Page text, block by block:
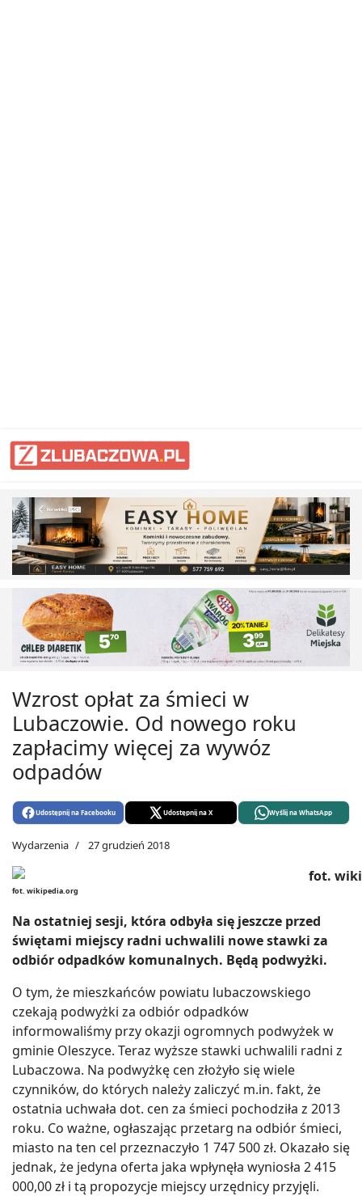
Wzrost opłat za śmieci w
Lubaczowie. Od nowego roku
zapłacimy więcej za wywóz
odpadów
Udostępnij na Facebooku Udostępnij na X Wyślij na WhatsApp
Wydarzenia 27 grudzień 2018
fot. wikipedia.org
Na ostatniej sesji, która odbyła się jeszcze przed
świętami miejscy radni uchwalili nowe stawki za
odbiór odpadków komunalnych. Będą podwyżki.
O tym, że mieszkańców powiatu lubaczowskiego
czekają podwyżki za odbiór odpadków
informowaliśmy przy okazji ogromnych podwyżek w
gminie Oleszyce. Teraz wyższe stawki uchwalili radni z
Lubaczowa. Na podwyżkę cen złożyło się wiele
czynników, do których należy zaliczyć m.in. fakt, że
ostatnia uchwała dot. cen za śmieci pochodziła z 2013
roku. Co ważne, ogłaszając przetarg na odbiór śmieci,
miasto na ten cel przeznaczyło 1 747 500 zł. Okazało się
jednak, że jedyna oferta jaka wpłynęła wyniosła 2 415
000,00 zł i tą propozycje miejscy urzędnicy przyjęli.